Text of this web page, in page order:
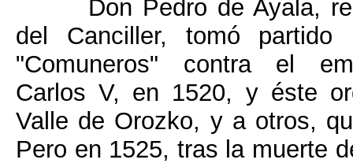
Don Pedro de Ayala,
del Canciller, tomó partido
"Comuneros" contra el
Carlos V, en 1520, y éste
Valle de Orozko, y a otros,
Pero en 1525, tras la muerte